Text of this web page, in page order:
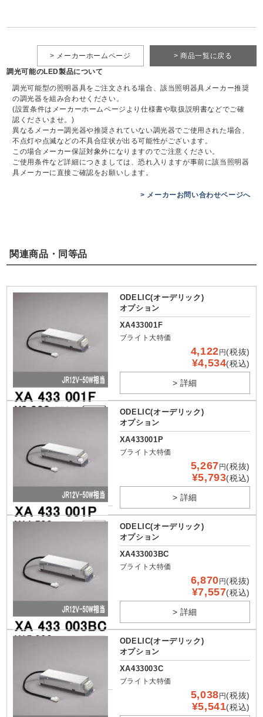
> 商品一覧に戻る
> メーカーホームページ
調光可能のLED製品について
調光可能型の照明器具をご注文される場合、該当照明器具メーカー推奨
の調光器を組み合わせください。
(設置条件はメーカーホームページより仕様書や取扱説明書などでご確
認くださいませ。)
異なるメーカー調光器や推奨されていない調光器でご使用された場合、
不点灯や点滅などの不具合症状が出る可能性がございます。
この場合メーカー保証対象外になりますのでご注意ください。
ご使用条件など詳細につきましては、恐れ入りますが事前に該当照明器
具メーカーに直接ご確認をお願いします。
> メーカーお問い合わせページへ
関連商品・同等品
ODELIC(オーデリック)
オプション
XA433001F
ブライト大特価
4,122円(税抜)
¥4,534(税込)
> 詳細
ODELIC(オーデリック)
オプション
XA433001P
ブライト大特価
5,267円(税抜)
¥5,793(税込)
> 詳細
ODELIC(オーデリック)
オプション
XA433003BC
ブライト大特価
6,870円(税抜)
¥7,557(税込)
> 詳細
ODELIC(オーデリック)
オプション
XA433003C
ブライト大特価
5,038円(税抜)
¥5,541(税込)